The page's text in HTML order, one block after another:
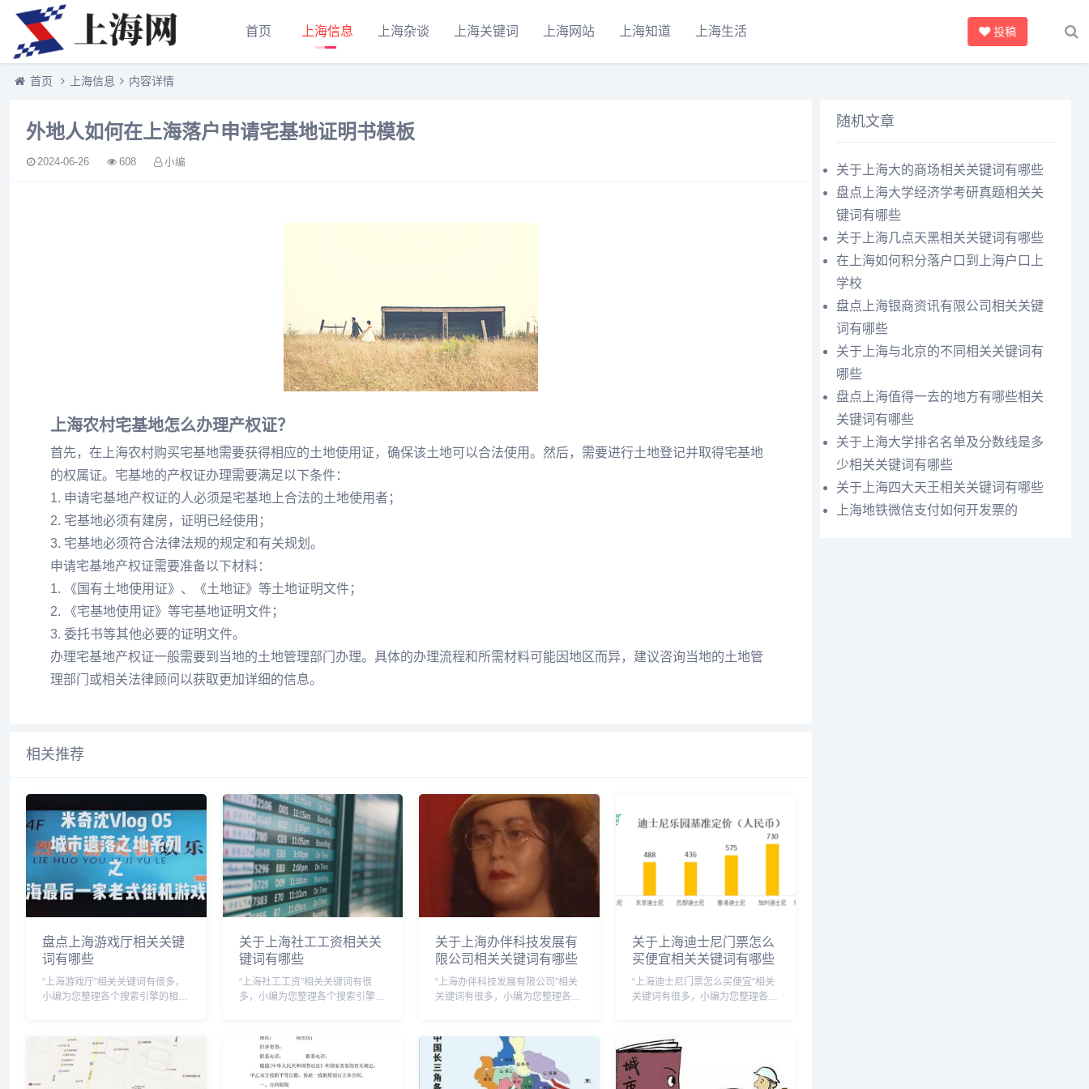
首页 上海信息 上海杂谈 上海关键词 上海网站 上海知道 上海生活 投稿
首页 上海信息 内容详情
外地人如何在上海落户申请宅基地证明书模板
2024-06-26 608 小编
上海农村宅基地怎么办理产权证？
首先，在上海农村购买宅基地需要获得相应的土地使用证，确保该土地可以合法使用。然后，需要进行土地登记并取得宅基地
的权属证。宅基地的产权证办理需要满足以下条件：
1. 申请宅基地产权证的人必须是宅基地上合法的土地使用者；
2. 宅基地必须有建房，证明已经使用；
3. 宅基地必须符合法律法规的规定和有关规划。
申请宅基地产权证需要准备以下材料：
1. 《国有土地使用证》、《土地证》等土地证明文件；
2. 《宅基地使用证》等宅基地证明文件；
3. 委托书等其他必要的证明文件。
办理宅基地产权证一般需要到当地的土地管理部门办理。具体的办理流程和所需材料可能因地区而异，建议咨询当地的土地管
理部门或相关法律顾问以获取更加详细的信息。
相关推荐
盘点上海游戏厅相关关键
词有哪些
“上海游戏厅”相关关键词有很多，
小编为您整理各个搜索引擎的相关
里,上海游戏厅打鱼的地方哪里有,
上海游戏厅动漫城,上海游戏厅电
玩城设备更新情...
关于上海社工工资相关关
键词有哪些
“上海社工工资”相关关键词有很
多，小编为您整理各个搜索引擎的
海社工工资待遇,上海社工工资三
岗十八级表,上海社工工资明细哪
里查,上海社工...
关于上海办伴科技发展有
限公司相关关键词有哪些
“上海办伴科技发展有限公司”相关
关键词有很多，小编为您整理各个
有限公司杨磊搜狗的相关关键词
有：上海办伴科技发展有限公司招
聘,上海伴伴科技发...
关于上海迪士尼门票怎么
买便宜相关关键词有哪些
“上海迪士尼门票怎么买便宜”相关
关键词有很多，小编为您整理各个
么买便宜靠谱,上海迪士尼门票怎
么买便宜点搜狗的相关关键词有：
上海迪士尼门票怎...
随机文章
关于上海大的商场相关关键词有哪些
盘点上海大学经济学考研真题相关关
键词有哪些
关于上海几点天黑相关关键词有哪些
在上海如何积分落户口到上海户口上
学校
盘点上海银商资讯有限公司相关关键
词有哪些
关于上海与北京的不同相关关键词有
哪些
盘点上海值得一去的地方有哪些相关
关键词有哪些
关于上海大学排名名单及分数线是多
少相关关键词有哪些
关于上海四大天王相关关键词有哪些
上海地铁微信支付如何开发票的